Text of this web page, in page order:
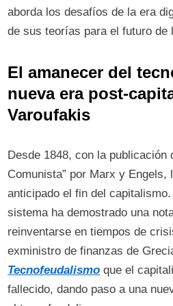
aborda los desafíos de la era
de sus teorías para el futuro de
El amanecer del
nueva era post-
Varoufakis
Desde 1848, con la publicación
Comunista” por Marx y
anticipado el fin del
sistema ha demostrado una
reinventarse en tiempos de
exministro de finanzas de
Tecnofeudalismo que el
fallecido, dando paso a una